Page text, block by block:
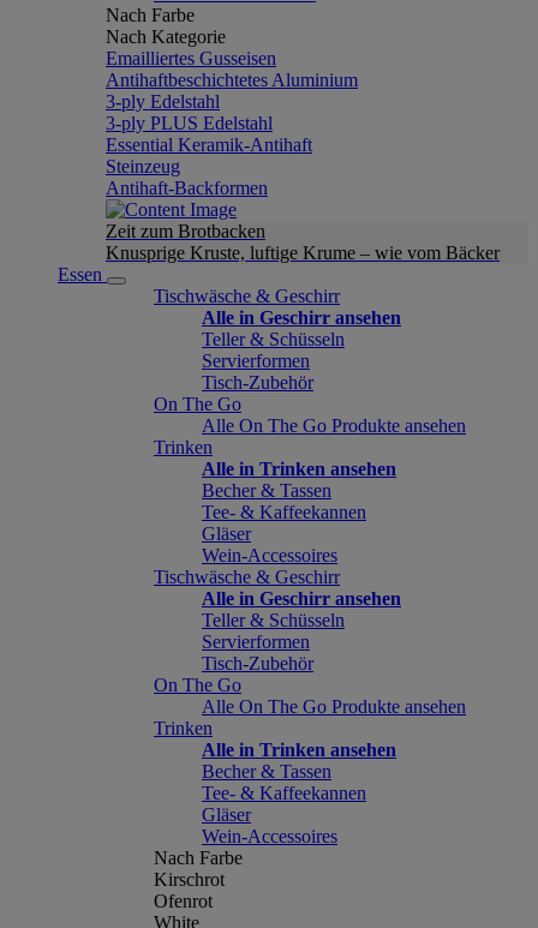
Nach Farbe
Nach Kategorie
Emailliertes Gusseisen
Antihaftbeschichtetes Aluminium
3-ply Edelstahl
3-ply PLUS Edelstahl
Essential Keramik-Antihaft
Steinzeug
Antihaft-Backformen
Zeit zum Brotbacken
Knusprige Kruste, luftige Krume – wie vom Bäcker
Essen
Tischwäsche & Geschirr
Alle in Geschirr ansehen
Teller & Schüsseln
Servierformen
Tisch-Zubehör
On The Go
Alle On The Go Produkte ansehen
Trinken
Alle in Trinken ansehen
Becher & Tassen
Tee- & Kaffeekannen
Gläser
Wein-Accessoires
Tischwäsche & Geschirr
Alle in Geschirr ansehen
Teller & Schüsseln
Servierformen
Tisch-Zubehör
On The Go
Alle On The Go Produkte ansehen
Trinken
Alle in Trinken ansehen
Becher & Tassen
Tee- & Kaffeekannen
Gläser
Wein-Accessoires
Nach Farbe
Kirschrot
Ofenrot
White